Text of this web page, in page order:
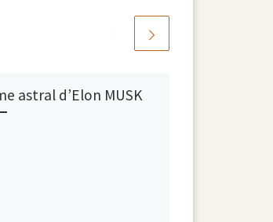
astral d’Elon MUSK